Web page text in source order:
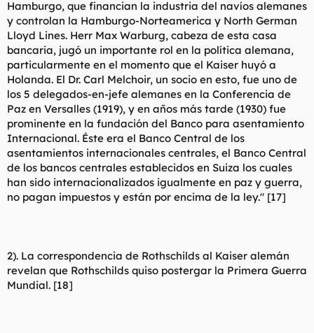
Hamburgo, que financian la industria del navíos alemanes
y controlan la Hamburgo-Norteamerica y North German
Lloyd Lines. Herr Max Warburg, cabeza de esta casa
bancaria, jugó un importante rol en la política alemana,
particularmente en el momento que el Kaiser huyó a
Holanda. El Dr. Carl Melchoir, un socio en esto, fue uno de
los 5 delegados-en-jefe alemanes en la Conferencia de
Paz en Versalles (1919), y en años más tarde (1930) fue
prominente en la fundación del Banco para asentamiento
Internacional. Éste era el Banco Central de los
asentamientos internacionales centrales, el Banco Central
de los bancos centrales establecidos en Suiza los cuales
han sido internacionalizados igualmente en paz y guerra,
no pagan impuestos y están por encima de la ley." [17]
2). La correspondencia de Rothschilds al Kaiser alemán
revelan que Rothschilds quiso postergar la Primera Guerra
Mundial. [18]